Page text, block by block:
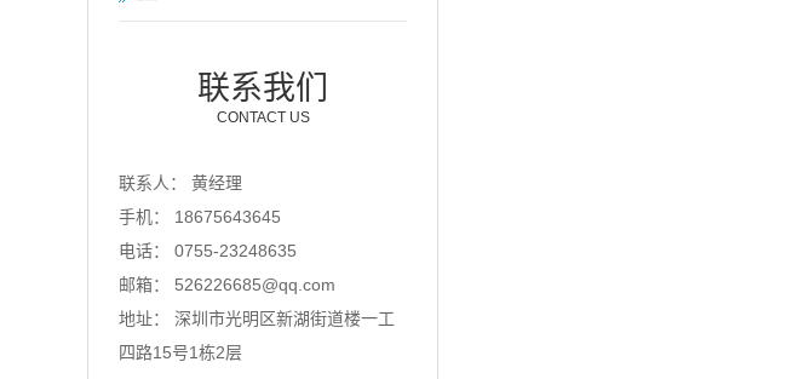
联系我们
CONTACT US
联系人： 黄经理
手机： 18675643645
电话： 0755-23248635
邮箱： 526226685@qq.com
地址： 深圳市光明区新湖街道楼一工
四路15号1栋2层